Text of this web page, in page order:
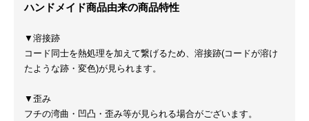
ハンドメイド商品由来の商品特性
▼溶接跡
コード同士を熱処理を加えて繋げるため、溶接跡(コードが溶け
たような跡・変色)が見られます。
▼歪み
フチの湾曲・凹凸・歪み等が見られる場合がございます。